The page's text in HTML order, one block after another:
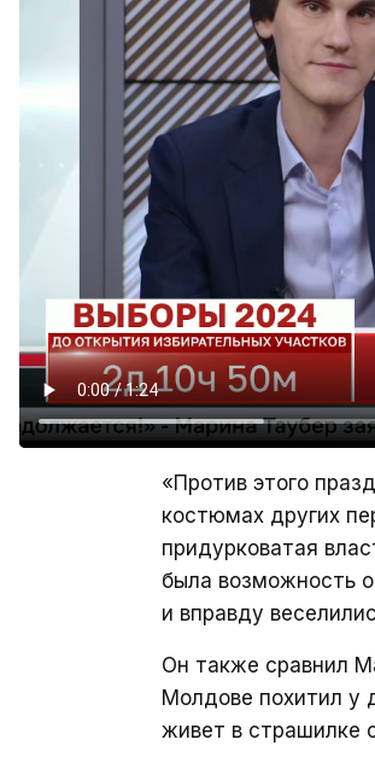
«Против этого
костюмах других
придурковатая
была возможность
и вправду
Он также сравнил
Молдове похитил у
живет в страшилке